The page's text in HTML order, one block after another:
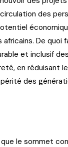
des
De quoi
et inclusif
en réduisant
des
le sommet